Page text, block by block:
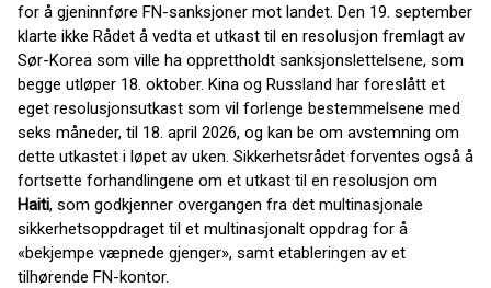
for å gjeninnføre FN-sanksjoner mot landet. Den 19. september
klarte ikke Rådet å vedta et utkast til en resolusjon fremlagt av
Sør-Korea som ville ha opprettholdt sanksjonslettelsene, som
begge utløper 18. oktober. Kina og Russland har foreslått et
eget resolusjonsutkast som vil forlenge bestemmelsene med
seks måneder, til 18. april 2026, og kan be om avstemning om
dette utkastet i løpet av uken. Sikkerhetsrådet forventes også å
fortsette forhandlingene om et utkast til en resolusjon om
Haiti, som godkjenner overgangen fra det multinasjonale
sikkerhetsoppdraget til et multinasjonalt oppdrag for å
«bekjempe væpnede gjenger», samt etableringen av et
tilhørende FN-kontor.